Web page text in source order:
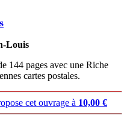
Louis
144 pages avec une Riche
cartes postales.
cet ouvrage à 10,00 €